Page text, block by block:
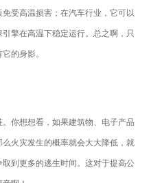
受高温损害；在汽车行业，它可以
擎在高温下稳定运行。总之啊，只
的身影。
你想想看，如果建筑物、电子产品
火灾发生的概率就会大大降低，就
到更多的逃生时间。这对于提高公